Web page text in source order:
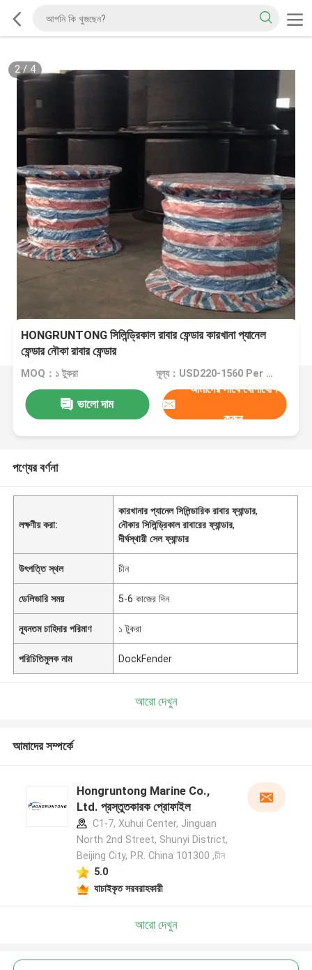
2/ 4
HONGRUNTONG সিলিন্ড্রিকাল রাবার ফেন্ডার কারখানা প্যানেল
ফেন্ডার নৌকা রাবার ফেন্ডার
MOQ：১ টুকরা মূল্য：USD220-1560 Per Piece
ভালো দাম
আমাদের সাথে যোগাযোগ
করুন
পণ্যের বর্ণনা
লক্ষণীয় করা:
কারখানার প্যানেল সিলিন্ডারিক রাবার ফ্যান্ডার,
নৌকার সিলিন্ড্রিকাল রাবারের ফ্যান্ডার,
দীর্ঘস্থায়ী সেল ফ্যান্ডার
উৎপত্তি স্থল চীন
ডেলিভারি সময় 5-6 কাজের দিন
ন্যূনতম চাহিদার পরিমাণ ১ টুকরা
পরিচিতিমুলক নাম DockFender
আরো দেখুন
আমাদের সম্পর্কে
Hongruntong Marine Co.,
Ltd. প্রস্তুতকারক প্রোফাইল
C1-7, Xuhui Center, Jinguan
North 2nd Street, Shunyi District,
Beijing City, P.R. China 101300 ,চীন
5.0
যাচাইকৃত সরবরাহকারী
আরো দেখুন